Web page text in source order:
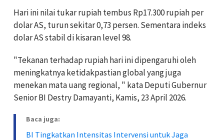
Hari ini nilai tukar rupiah tembus Rp17.300 rupiah per
dolar AS, turun sekitar 0,73 persen. Sementara indeks
dolar AS stabil di kisaran level 98.
"Tekanan terhadap rupiah hari ini dipengaruhi oleh
meningkatnya ketidakpastian global yang juga
menekan mata uang regional, " kata Deputi Gubernur
Senior BI Destry Damayanti, Kamis, 23 April 2026.
Baca juga:
BI Tingkatkan Intensitas Intervensi untuk Jaga